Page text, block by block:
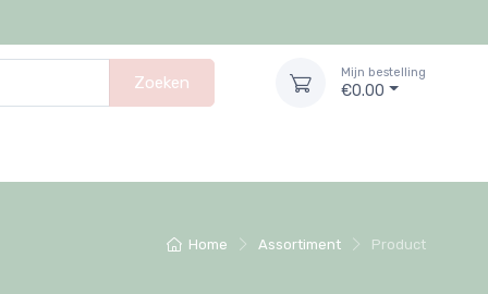
Zoeken
Mijn bestelling
€0.00
Home Assortiment Product